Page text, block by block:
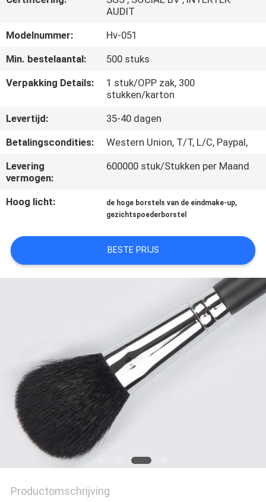
KWALITEITSCONTROLE
SITEMAP
PRIVACY
POLICY
AUDIT
Modelnummer:
Hv-051
Min. bestelaantal:
500 stuks
Verpakking Details:
1 stuk/OPP zak, 300
stukken/karton
Levertijd:
35-40 dagen
Betalingscondities:
Western Union, T/T, L/C, Paypal,
Levering
vermogen:
600000 stuk/Stukken per Maand
Hoog licht: de hoge borstels van de eindmake-up,
gezichtspoederborstel
BESTE PRIJS
Productomschrijving